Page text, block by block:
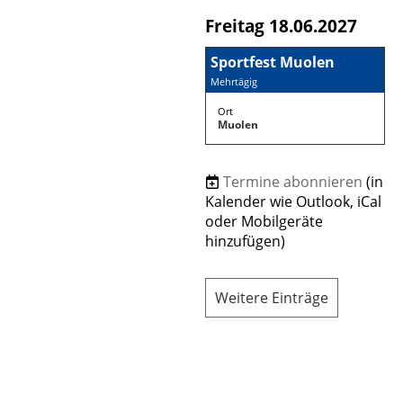
Freitag 18.06.2027
Sportfest Muolen
Mehrtägig
Ort
Muolen
Termine abonnieren (in
Kalender wie Outlook, iCal
oder Mobilgeräte
hinzufügen)
Weitere Einträge